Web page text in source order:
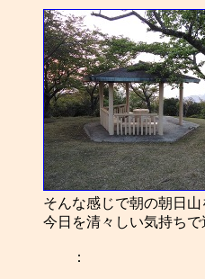
そんな感じで朝の朝日山
今日を清々しい気持ち
：